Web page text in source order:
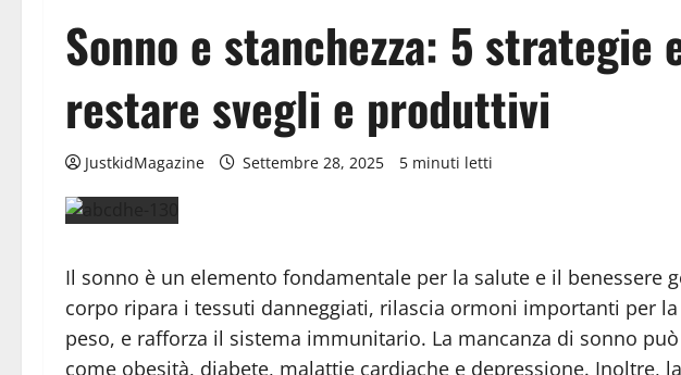
Sonno e stanchezza: 5 strategie
restare svegli e produttivi
JustkidMagazine Settembre 28, 2025 5 minuti letti
Il sonno è un elemento fondamentale per la salute e il benessere
corpo ripara i tessuti danneggiati, rilascia ormoni importanti per
peso, e rafforza il sistema immunitario. La mancanza di sonno
come obesità, diabete, malattie cardiache e depressione. Inoltre,